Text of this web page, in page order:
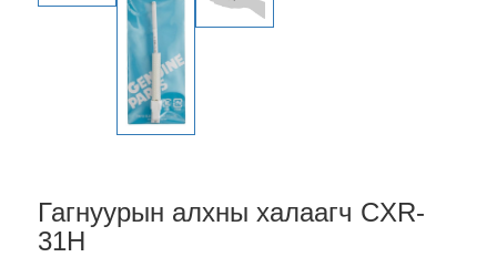
Гагнуурын алхны халаагч CXR-
31H